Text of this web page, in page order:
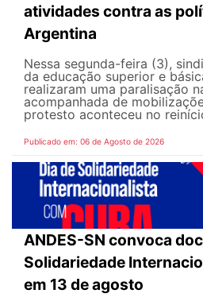
atividades contra as
Argentina
Nessa segunda-feira (3),
da educação superior e
realizaram uma paralisação
acompanhada de
protesto aconteceu no
Publicado em: 06 de Agosto de 2026
ANDES-SN convoca
Solidariedade
em 13 de agosto